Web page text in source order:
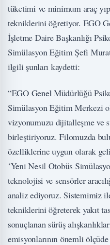
tüketimi ve minimum araç
tekniklerini öğretiyor. EGO
İşletme Daire Başkanlığı
Simülasyon Eğitim Şefi
ilgili şunları kaydetti:
“EGO Genel Müdürlüğü
Simülasyon Eğitim Merkezi
vizyonumuzu dijitalleşme ve
birleştiriyoruz. Filomuzda
özelliklerine uygun olarak
‘Yeni Nesil Otobüs
teknolojisi ve sensörler
analiz ediyoruz. Sistemimiz
tekniklerini öğreterek yakıt
sonuçlanan sürüş
emisyonlarının önemli